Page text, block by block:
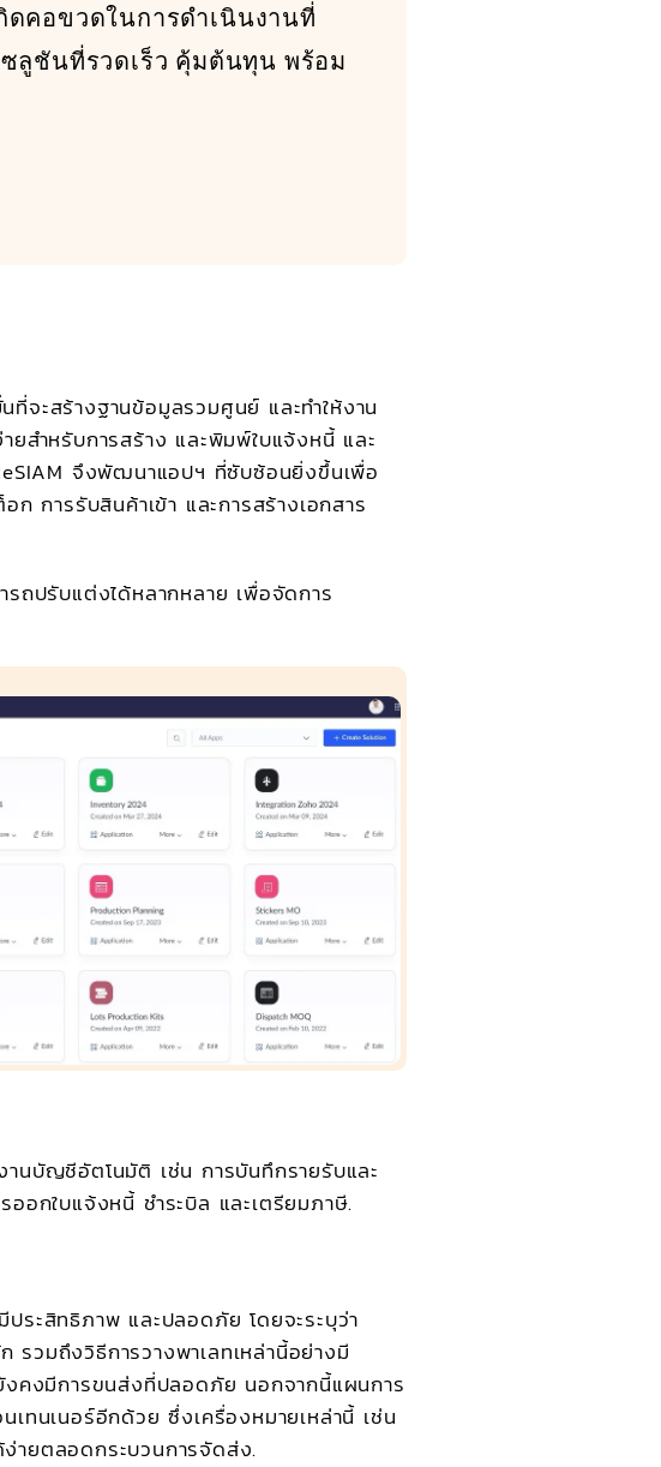
คอขวดในการดำเนินงานที่
ลูชันที่รวดเร็ว คุ้มต้นทุน พร้อม
ที่จะสร้างฐานข้อมูลรวมศูนย์ และทำให้งาน
ยสำหรับการสร้าง และพิมพ์ใบแจ้งหนี้ และ
จึงพัฒนาแอปฯ ที่ซับซ้อนยิ่งขึ้นเพื่อ
ก การรับสินค้าเข้า และการสร้างเอกสาร
ถปรับแต่งได้หลากหลาย เพื่อจัดการ
นบัญชีอัตโนมัติ เช่น การบันทึกรายรับและ
อกใบแจ้งหนี้ ชำระบิล และเตรียมภาษี.
ระสิทธิภาพ และปลอดภัย โดยจะระบุว่า
รวมถึงวิธีการวางพาเลทเหล่านี้อย่างมี
คงมีการขนส่งที่ปลอดภัย นอกจากนี้แผนการ
เทนเนอร์อีกด้วย ซึ่งเครื่องหมายเหล่านี้ เช่น
ายตลอดกระบวนการจัดส่ง.